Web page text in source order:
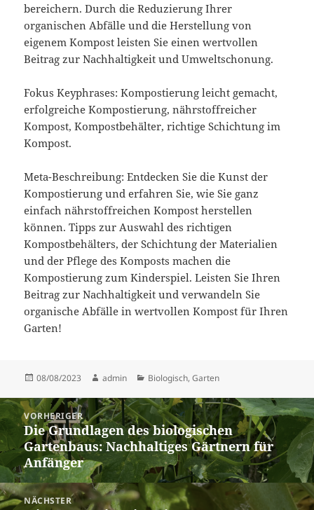
bereichern. Durch die Reduzierung Ihrer
organischen Abfälle und die Herstellung von
eigenem Kompost leisten Sie einen wertvollen
Beitrag zur Nachhaltigkeit und Umweltschonung.
Fokus Keyphrases: Kompostierung leicht gemacht,
erfolgreiche Kompostierung, nährstoffreicher
Kompost, Kompostbehälter, richtige Schichtung im
Kompost.
Meta-Beschreibung: Entdecken Sie die Kunst der
Kompostierung und erfahren Sie, wie Sie ganz
einfach nährstoffreichen Kompost herstellen
können. Tipps zur Auswahl des richtigen
Kompostbehälters, der Schichtung der Materialien
und der Pflege des Komposts machen die
Kompostierung zum Kinderspiel. Leisten Sie Ihren
Beitrag zur Nachhaltigkeit und verwandeln Sie
organische Abfälle in wertvollen Kompost für Ihren
Garten!
Veröffentlicht
08/08/2023 Autor
admin Kategorien
Biologisch,Garten
Beitragsnavigation
VORHERIGER
Vorheriger
Beitrag:
Die Grundlagen des biologischen
Gartenbaus: Nachhaltiges Gärtnern für
Anfänger
NÄCHSTER